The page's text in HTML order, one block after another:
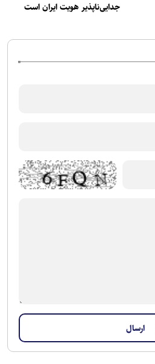
جدایی‌ناپذیر هویت ایران است